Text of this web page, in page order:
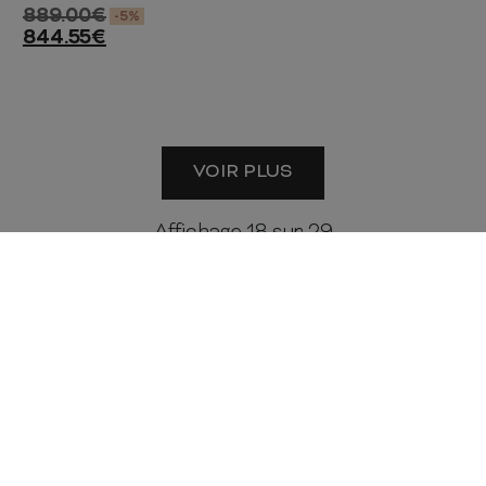
889.00€ -5%
844.55€
VOIR PLUS
Affichage18sur 29